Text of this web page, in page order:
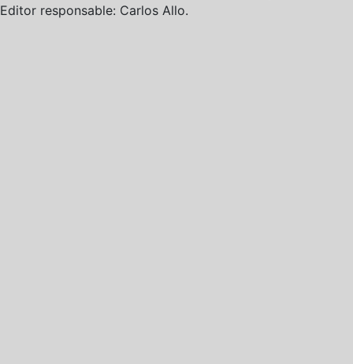
Editor responsable: Carlos Allo.